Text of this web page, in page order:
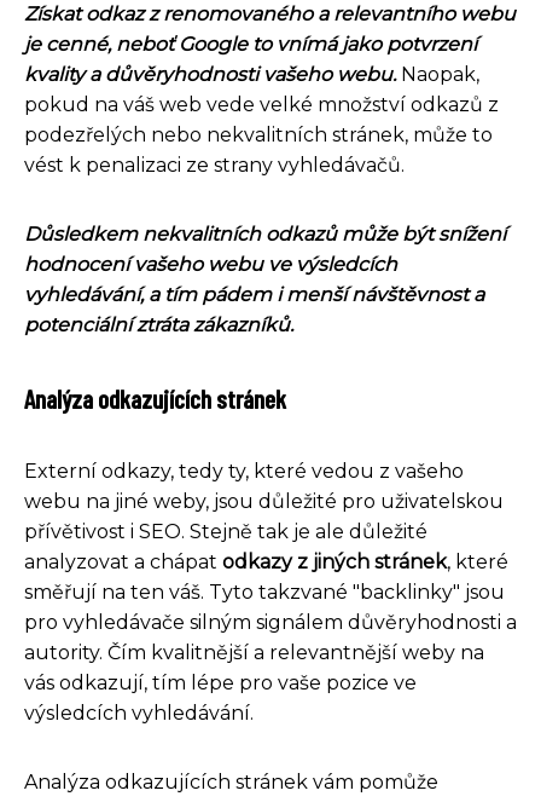
Získat odkaz z renomovaného a relevantního webu
je cenné, neboť Google to vnímá jako potvrzení
kvality a důvěryhodnosti vašeho webu.Naopak,
pokud na váš web vede velké množství odkazů z
podezřelých nebo nekvalitních stránek, může to
vést k penalizaci ze strany vyhledávačů.
Důsledkem nekvalitních odkazů může být snížení
hodnocení vašeho webu ve výsledcích
vyhledávání, a tím pádem i menší návštěvnost a
potenciální ztráta zákazníků.
Analýza odkazujících stránek
Externí odkazy, tedy ty, které vedou z vašeho
webu na jiné weby, jsou důležité pro uživatelskou
přívětivost i SEO. Stejně tak je ale důležité
analyzovat a chápat odkazy z jiných stránek, které
směřují na ten váš. Tyto takzvané "backlinky" jsou
pro vyhledávače silným signálem důvěryhodnosti a
autority. Čím kvalitnější a relevantnější weby na
vás odkazují, tím lépe pro vaše pozice ve
výsledcích vyhledávání.
Analýza odkazujících stránek vám pomůže